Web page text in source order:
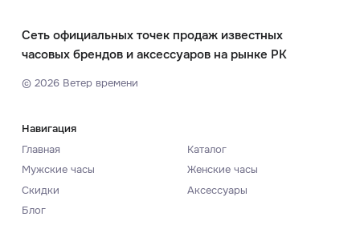
Сеть официальных точек продаж известных
часовых брендов и аксессуаров на рынке РК
© 2026Ветер времени
Навигация
Главная
Каталог
Мужские часы
Женские часы
Скидки
Аксессуары
Блог